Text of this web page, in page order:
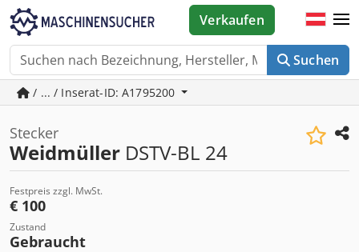
Suchen
Verkaufen
/ ... / Inserat-ID: A1795200
Stecker
Weidmüller DSTV-BL 24
Festpreis zzgl. MwSt.
€ 100
Zustand
Gebraucht